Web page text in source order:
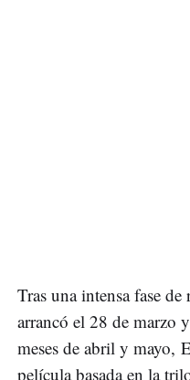
Tras una intensa fase
arrancó el 28 de marzo
meses de abril y mayo,
película basada en la